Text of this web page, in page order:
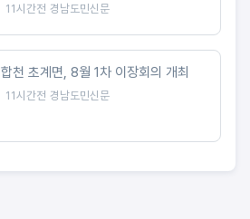
11시간전 경남도민신문
합천 초계면, 8월 1차 이장회의 개최
11시간전 경남도민신문